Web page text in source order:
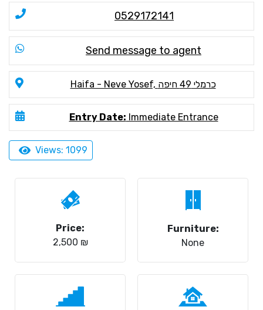
0529172141
Send message to agent
Haifa - Neve Yosef, כרמלי 49 חיפה
Entry Date: Immediate Entrance
Views: 1099
Price:
2,500 ₪
Furniture:
None